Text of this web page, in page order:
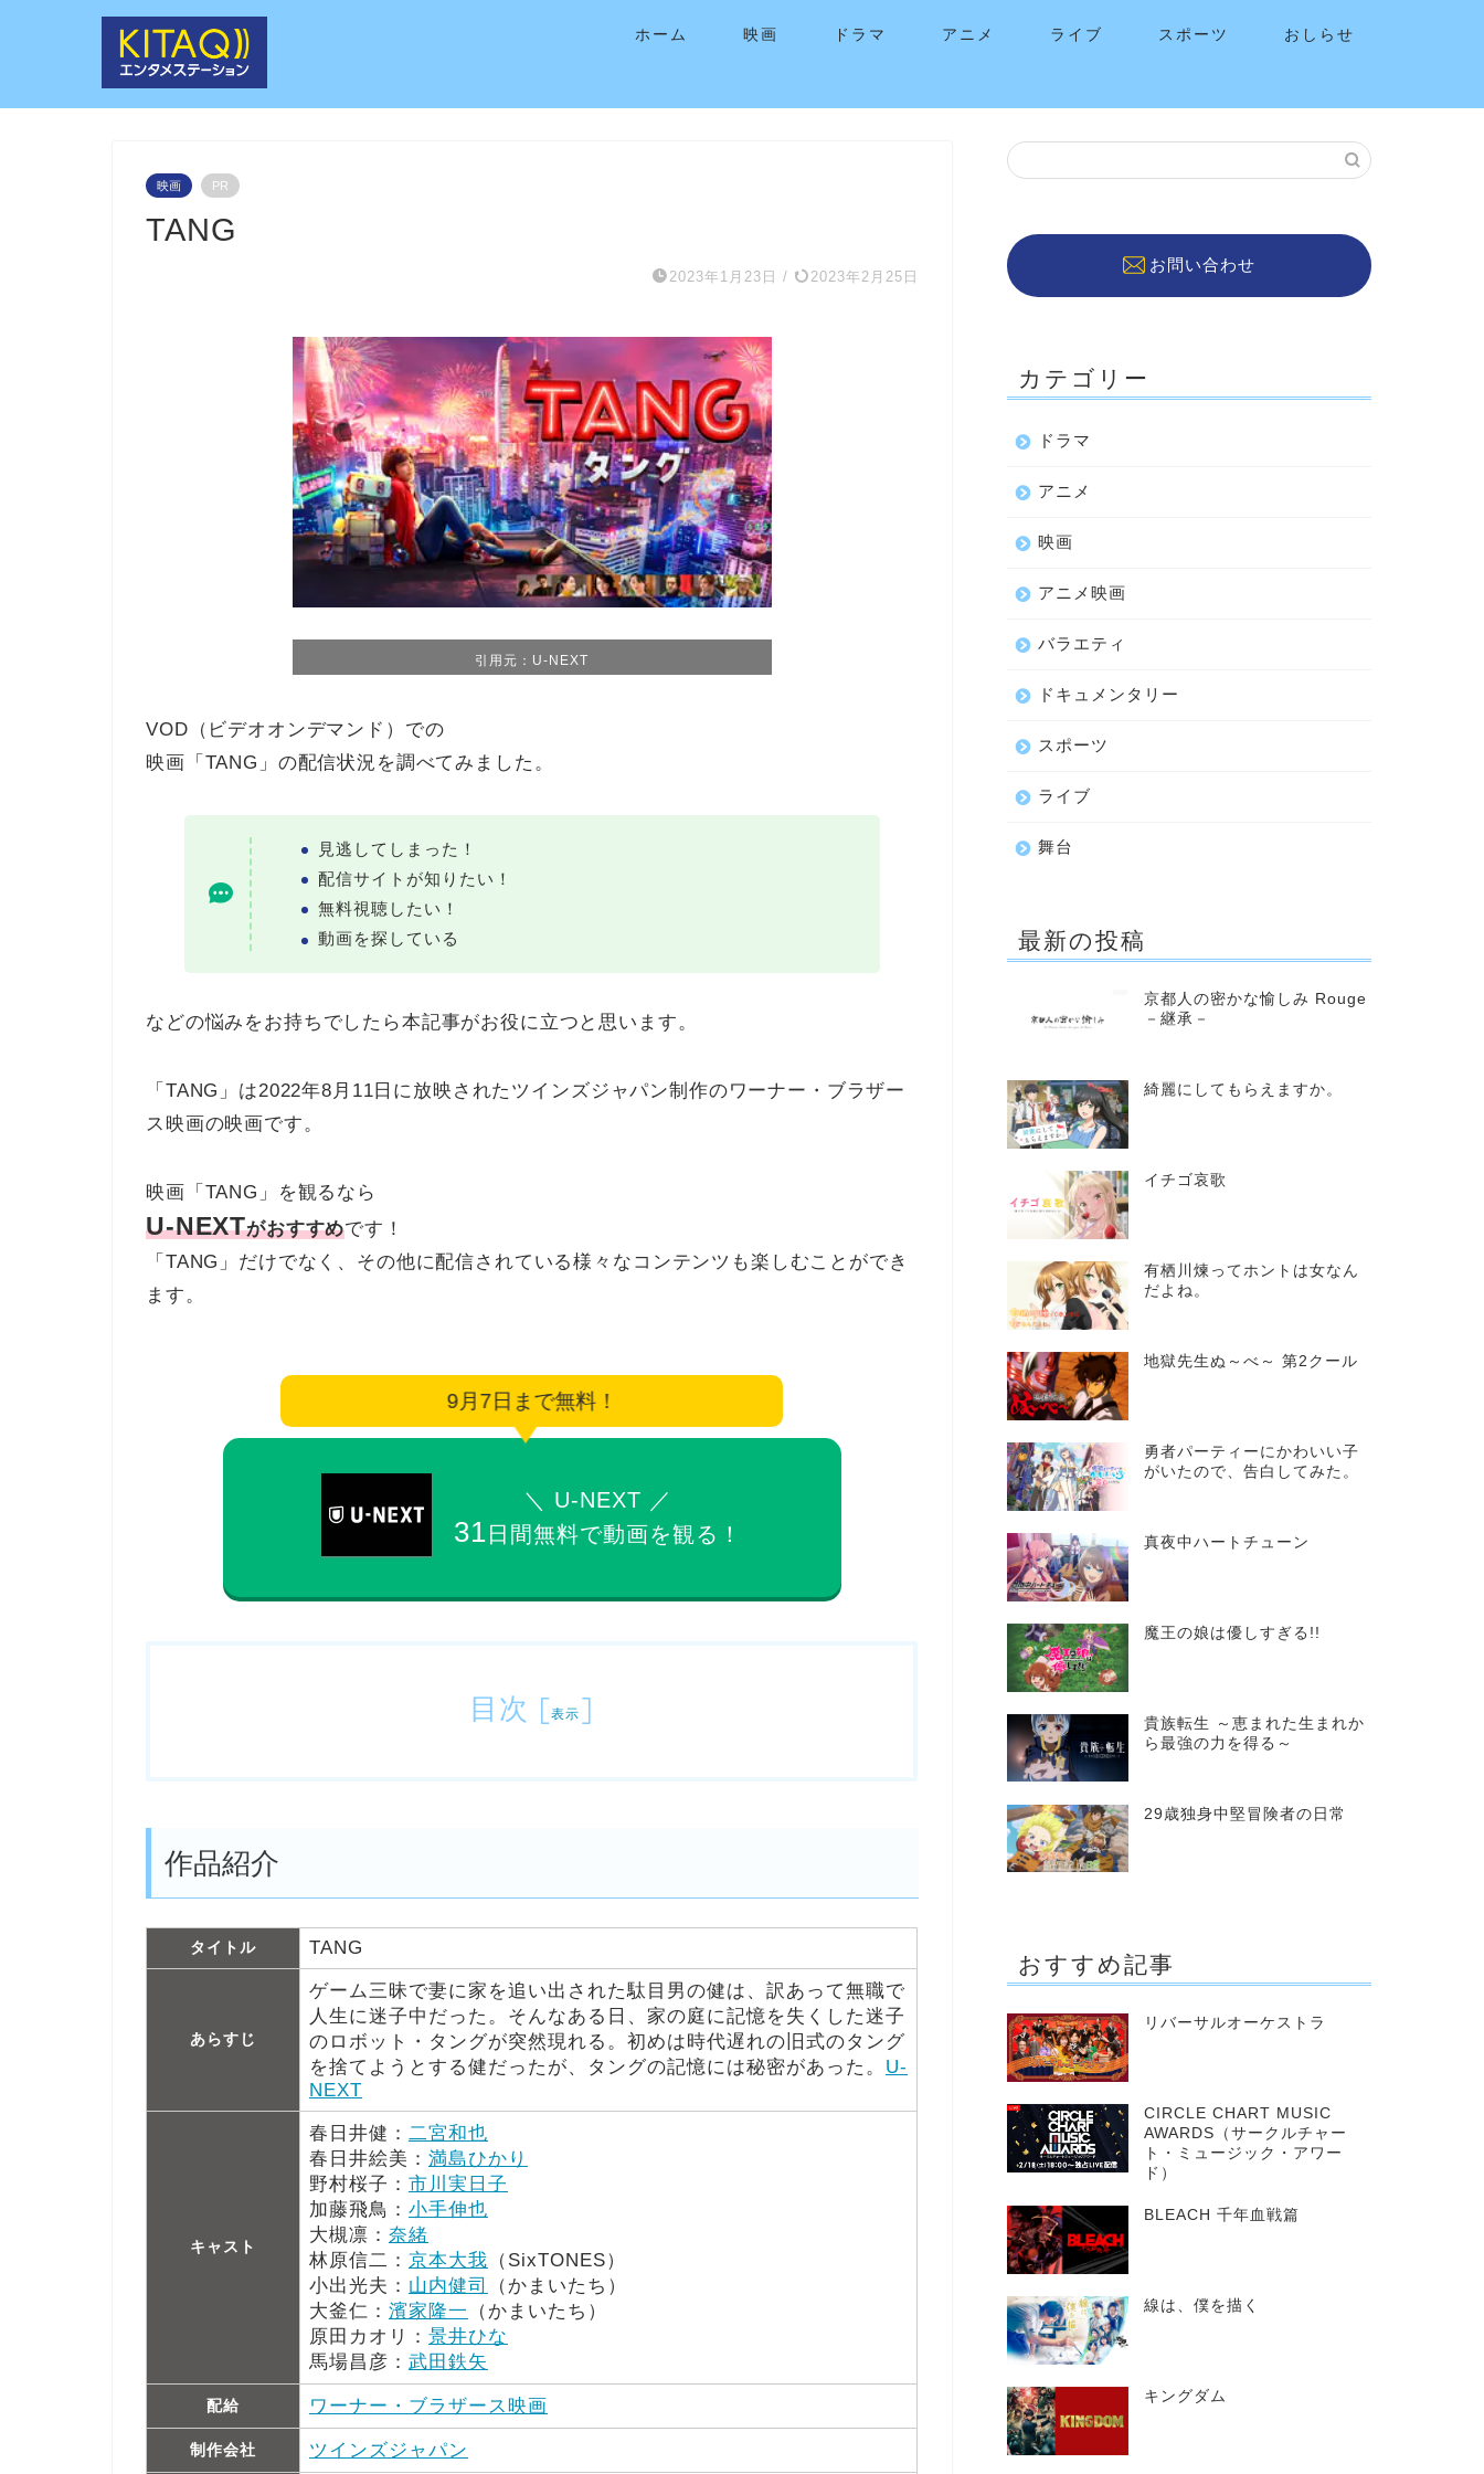
ホーム 映画 ドラマ アニメ ライブ スポーツ おしらせ
映画 PR
TANG
2023年1月23日 / 2023年2月25日
引用元：U-NEXT
VOD（ビデオオンデマンド）での
映画「TANG」の配信状況を調べてみました。
見逃してしまった！
配信サイトが知りたい！
無料視聴したい！
動画を探している
などの悩みをお持ちでしたら本記事がお役に立つと思います。
「TANG」は2022年8月11日に放映されたツインズジャパン制作のワーナー・ブラザー
ス映画の映画です。
映画「TANG」を観るなら
U-NEXTがおすすめです！
「TANG」だけでなく、その他に配信されている様々なコンテンツも楽しむことができ
ます。
9月7日まで無料！
＼ U-NEXT ／
31 日間無料で動画を観る！
目次 [表示 ]
作品紹介
タイトル TANG
あらすじ
ゲーム三昧で妻に家を追い出された駄目男の健は、訳あって無職で
人生に迷子中だった。そんなある日、家の庭に記憶を失くした迷子
のロボット・タングが突然現れる。初めは時代遅れの旧式のタング
を捨てようとする健だったが、タングの記憶には秘密があった。 U-
NEXT
キャスト
春日井健： 二宮和也
春日井絵美： 満島ひかり
野村桜子： 市川実日子
加藤飛鳥： 小手伸也
大槻凛： 奈緒
林原信二： 京本大我 （SixTONES）
小出光夫： 山内健司
（かまいたち）
大釜仁： 濱家隆一
（かまいたち）
原田カオリ： 景井ひな
馬場昌彦： 武田鉄矢
配給 ワーナー・ブラザース映画
制作会社 ツインズジャパン
お問い合わせ
カテゴリー
ドラマ
アニメ
映画
アニメ映画
バラエティ
ドキュメンタリー
スポーツ
ライブ
舞台
最新の投稿
京都人の密かな愉しみ Rouge
－継承－
綺麗にしてもらえますか。
イチゴ哀歌
有栖川煉ってホントは女なん
だよね。
地獄先生ぬ～べ～ 第2クール
勇者パーティーにかわいい子
がいたので、告白してみた。
真夜中ハートチューン
魔王の娘は優しすぎる!!
貴族転生 ～恵まれた生まれか
ら最強の力を得る～
29歳独身中堅冒険者の日常
おすすめ記事
リバーサルオーケストラ
CIRCLE CHART MUSIC
AWARDS（サークルチャー
ト・ミュージック・アワー
ド）
BLEACH 千年血戦篇
線は、僕を描く
キングダム